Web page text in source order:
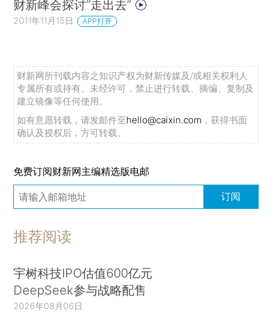
财新峰会探讨“走出去”
2011年11月15日 APP打开
财新网所刊载内容之知识产权为财新传媒及/或相关权利人
专属所有或持有。未经许可，禁止进行转载、摘编、复制及
建立镜像等任何使用。
如有意愿转载，请发邮件至hello@caixin.com ，获得书面
确认及授权后，方可转载。
免费订阅财新网主编精选版电邮
订阅
推荐阅读
宇树科技IPO估值600亿元
DeepSeek参与战略配售
2026年08月06日